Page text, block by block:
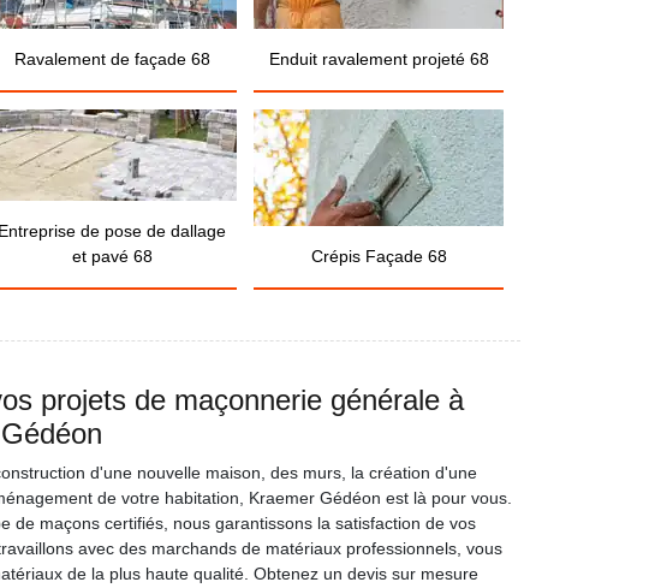
Ravalement de façade 68 Enduit ravalement projeté 68
Entreprise de pose de dallage
et pavé 68
Crépis Façade 68
projets de maçonnerie générale à
d'une nouvelle maison, des murs, la création d'une
de votre habitation, Kraemer Gédéon est là pour vous.
de maçons certifiés, nous garantissons la satisfaction de vos
avec des marchands de matériaux professionnels, vous
de la plus haute qualité. Obtenez un devis sur mesure